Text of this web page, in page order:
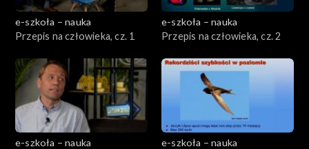
e-szkoła – nauka
Przepis na człowieka, cz. 1
e-szkoła – nauka
Przepis na człowieka, cz. 2
e-szkoła – nauka
e-szkoła – nauka